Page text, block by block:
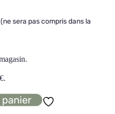
sera pas compris dans la
€.